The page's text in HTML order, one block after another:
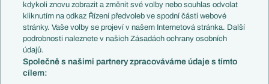
kdykoli znovu zobrazit a změnit své volby nebo souhlas odvolat
kliknutím na odkaz Řízení předvoleb ve spodní části webové
stránky. Vaše volby se projeví v našem Internetová stránka. Další
podrobnosti naleznete v našich Zásadách ochrany osobních
údajů.
Společně s našimi partnery zpracováváme údaje s tímto
cílem: